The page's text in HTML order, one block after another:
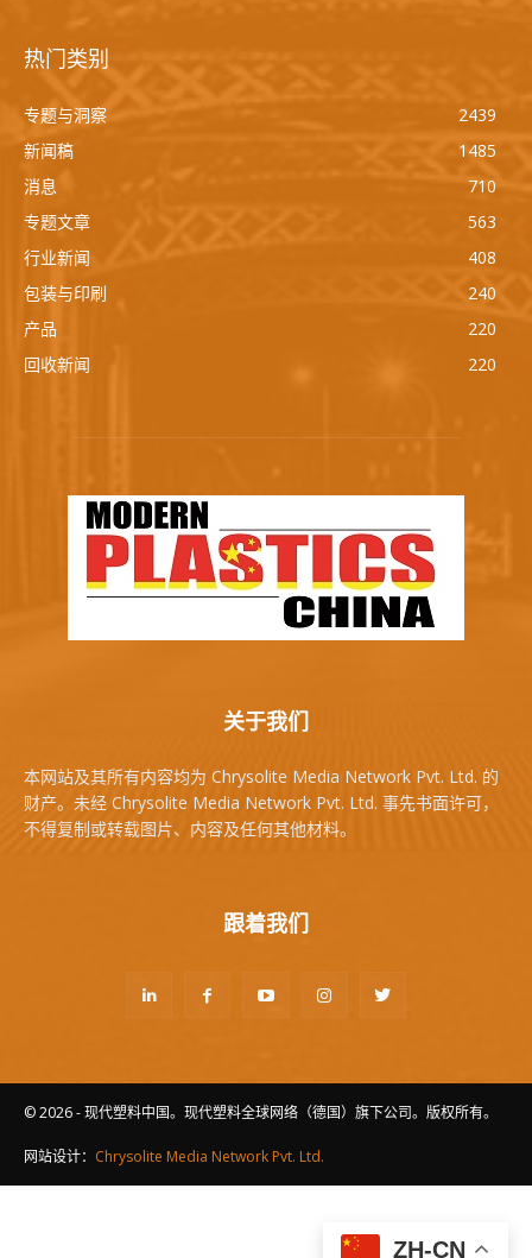
热门类别
专题与洞察
2439
新闻稿
1485
消息
710
专题文章
563
行业新闻
408
包装与印刷
240
产品
220
回收新闻
220
关于我们
本网站及其所有内容均为 Chrysolite Media Network Pvt. Ltd. 的
财产。未经 Chrysolite Media Network Pvt. Ltd. 事先书面许可，
不得复制或转载图片、内容及任何其他材料。
跟着我们
© 2026 - 现代塑料中国。现代塑料全球网络（德国）旗下公司。版权所有。
网站设计： Chrysolite Media Network Pvt. Ltd.
ZH-CN